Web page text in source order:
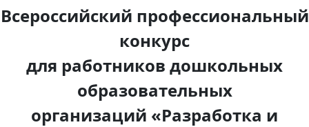
Всероссийский профессиональный
конкурс
для работников дошкольных
образовательных
организаций «Разработка и